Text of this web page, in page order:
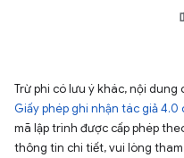
Trừ phi có lưu ý khác, nội
Giấy phép ghi nhận tác giả
mã lập trình được cấp phép
thông tin chi tiết, vui lòng